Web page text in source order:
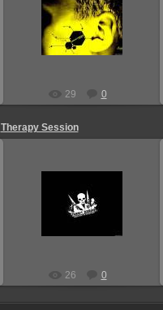
25.08.2009
Admin_Jesp
29 0
Therapy Session
25.08.2009
Admin_Jesp
26 0